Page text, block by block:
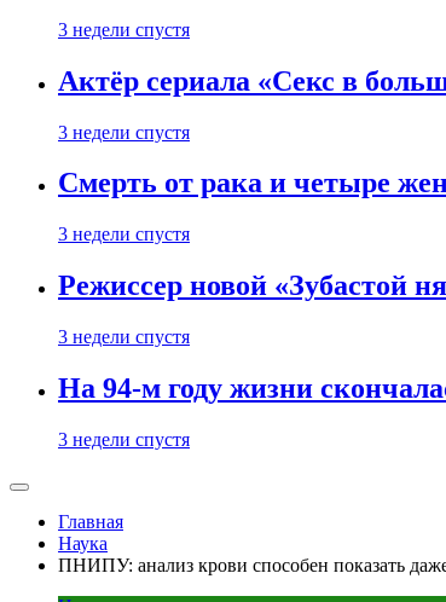
3 недели спустя
Актёр сериала «Секс в
3 недели спустя
Смерть от рака и четыре
3 недели спустя
Режиссер новой «Зубастой
3 недели спустя
На 94-м году жизни
3 недели спустя
Главная
Наука
ПНИПУ: анализ крови способен показать